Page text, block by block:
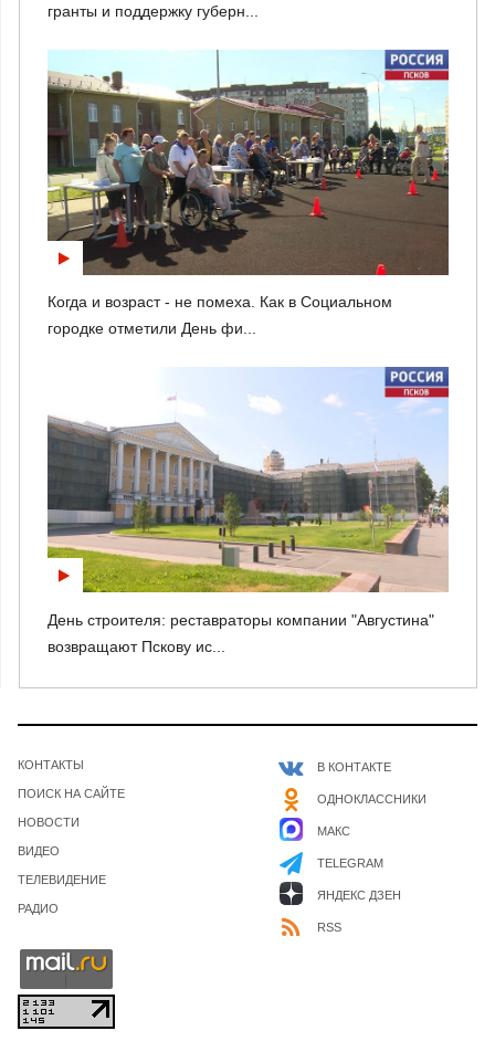
гранты и поддержку губерн...
Когда и возраст - не помеха. Как в Социальном
городке отметили День фи...
День строителя: реставраторы компании "Августина"
возвращают Пскову ис...
КОНТАКТЫ
ПОИСК НА САЙТЕ
НОВОСТИ
ВИДЕО
ТЕЛЕВИДЕНИЕ
РАДИО
В КОНТАКТЕ
ОДНОКЛАССНИКИ
МАКС
TELEGRAM
ЯНДЕКС ДЗЕН
RSS